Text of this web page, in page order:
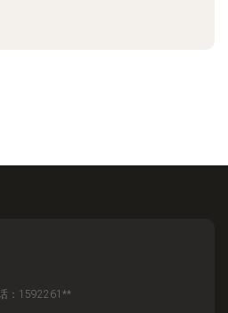
：1592261**